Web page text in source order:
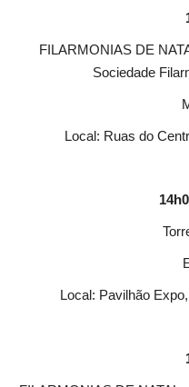
FILARMONIAS DE
Sociedade
Local: Ruas do
Local: Pavilhão